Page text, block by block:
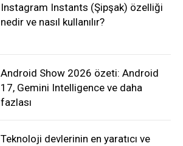
Instagram Instants (Şipşak) özelliği
nedir ve nasıl kullanılır?
Android Show 2026 özeti: Android
17, Gemini Intelligence ve daha
fazlası
Teknoloji devlerinin en yaratıcı ve